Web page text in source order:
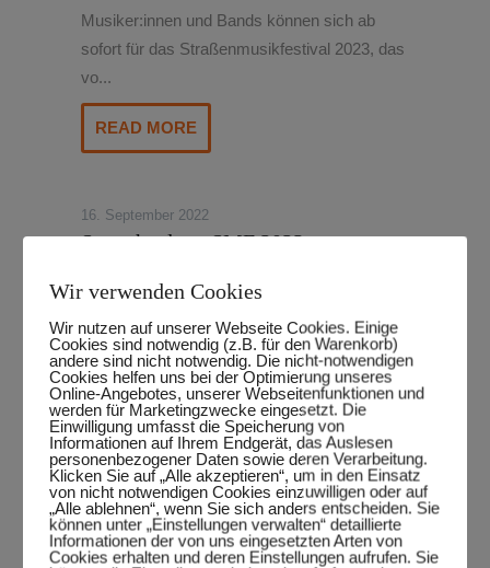
Musiker:innen und Bands können sich ab
sofort für das Straßenmusikfestival 2023, das
vo...
READ MORE
16. September 2022
Save the date: SMF 2023 vom
Straßenmusikfestival 2023: Vom 26.-28. Mai
gi...
READ MORE
7. Juni 2022
Wir sagen Danke!
Wir sagen Danke! Danke an alle knapp 120
Wir verwenden Cookies
Wir nutzen auf unserer Webseite Cookies. Einige
Cookies sind notwendig (z.B. für den Warenkorb)
andere sind nicht notwendig. Die nicht-notwendigen
Cookies helfen uns bei der Optimierung unseres
Online-Angebotes, unserer Webseitenfunktionen und
werden für Marketingzwecke eingesetzt. Die
Einwilligung umfasst die Speicherung von
Informationen auf Ihrem Endgerät, das Auslesen
personenbezogener Daten sowie deren Verarbeitung.
Klicken Sie auf „Alle akzeptieren“, um in den Einsatz
von nicht notwendigen Cookies einzuwilligen oder auf
„Alle ablehnen“, wenn Sie sich anders entscheiden. Sie
können unter „Einstellungen verwalten“ detaillierte
Informationen der von uns eingesetzten Arten von
Cookies erhalten und deren Einstellungen aufrufen. Sie